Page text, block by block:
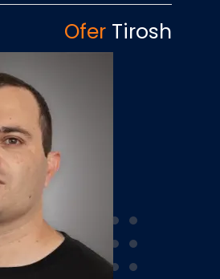
Ofer Tirosh